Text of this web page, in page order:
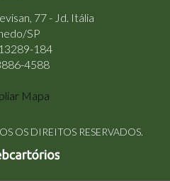
77 - Jd. Itália
SP
184
4588
Mapa
OS DIREITOS RESERVADOS.